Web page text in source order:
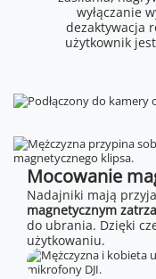
wyłączanie
dezaktywacja
użytkownik
Mocowanie
Nadajniki mają
magnetycznym
do ubrania. Dzięki
użytkowaniu.